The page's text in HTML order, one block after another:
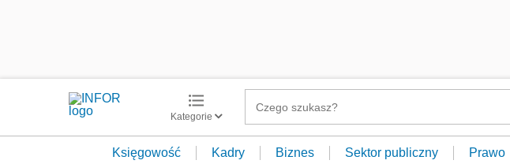
Kategorie
Księgowość Kadry Biznes Sektor publiczny Prawo